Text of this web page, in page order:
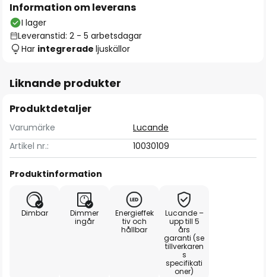
Information om leverans
I lager
Leveranstid: 2 - 5 arbetsdagar
Har integrerade ljuskällor
Liknande produkter
Produktdetaljer
Varumärke
Lucande
Artikel nr.:
10030109
Produktinformation
Dimbar
Dimmer
ingår
Energieffek
tiv och
hållbar
Lucande –
upp till 5
års
garanti (se
tillverkaren
s
specifikati
oner)